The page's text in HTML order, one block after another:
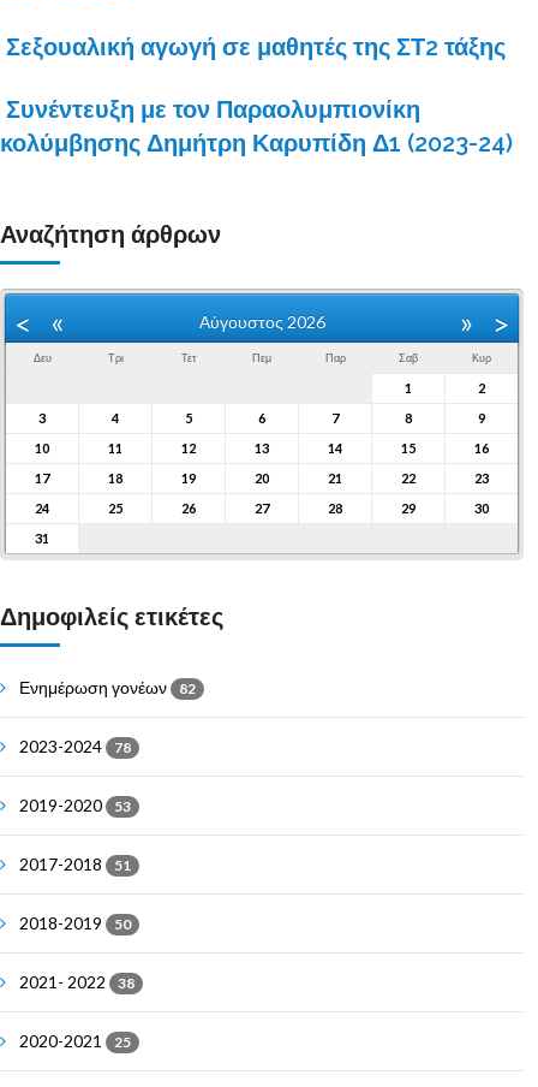
Σεξουαλική αγωγή σε μαθητές της ΣΤ2 τάξης
Συνέντευξη με τον Παραολυμπιονίκη
κολύμβησης Δημήτρη Καρυπίδη Δ1 (2023-24)
Αναζήτηση άρθρων
< « >
»
Αύγουστος 2026
Δευ Τρι Τετ Πεμ Παρ Σαβ Κυρ
1
2
3
4 5 6 7 8
9
10
11 12 13 14 15
16
17
18 19 20 21 22
23
24
25 26 27 28 29
30
31
Δημοφιλείς ετικέτες
Ενημέρωση γονέων 82
2023-2024 78
2019-2020 53
2017-2018 51
2018-2019 50
2021- 2022 38
2020-2021 25